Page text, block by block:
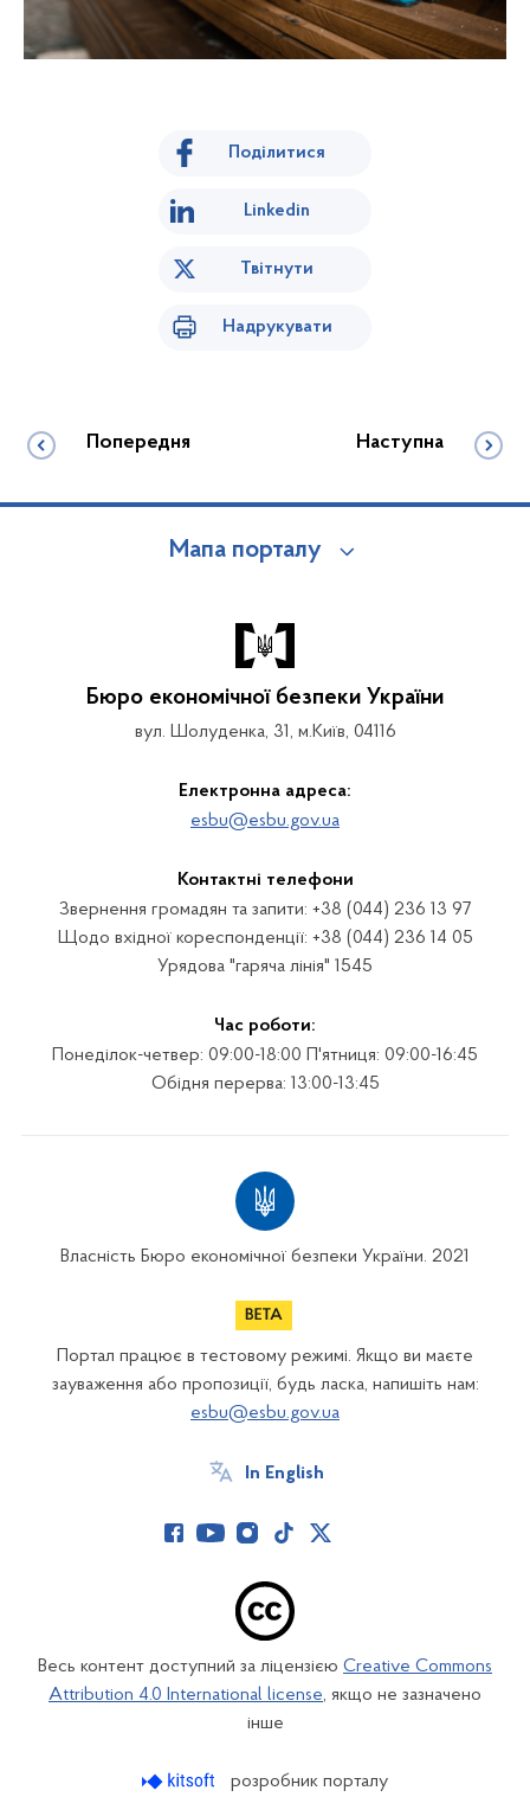
Поділитися
Linkedin
Твітнути
Надрукувати
Попередня Наступна
Мапа порталу
Бюро економічної безпеки України
вул. Шолуденка, 31, м.Київ, 04116
Електронна адреса:
esbu@esbu.gov.ua
Контактні телефони
Звернення громадян та запити: +38 (044) 236 13 97
Щодо вхідної кореспонденції: +38 (044) 236 14 05
Урядова "гаряча лінія" 1545
Час роботи:
Понеділок-четвер: 09:00-18:00 П'ятниця: 09:00-16:45
Обідня перерва: 13:00-13:45
Власність Бюро економічної безпеки України. 2021
Портал працює в тестовому режимі. Якщо ви маєте
зауваження або пропозиції, будь ласка, напишіть нам:
esbu@esbu.gov.ua
In English
Весь контент доступний за ліцензією Creative Commons
Attribution 4.0 International license, якщо не зазначено
інше
розробник порталу